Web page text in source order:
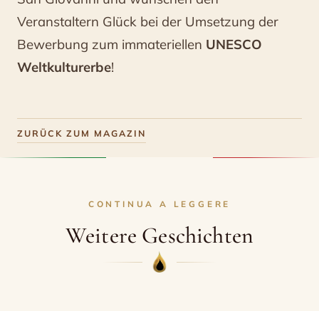
Veranstaltern Glück bei der Umsetzung der
Bewerbung zum immateriellen UNESCO
Weltkulturerbe!
ZURÜCK ZUM MAGAZIN
CONTINUA A LEGGERE
Weitere Geschichten